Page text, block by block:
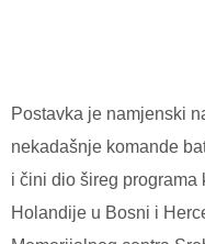
Postavka je namjenski
nekadašnje komande
i čini dio šireg programa
Holandije u Bosni i